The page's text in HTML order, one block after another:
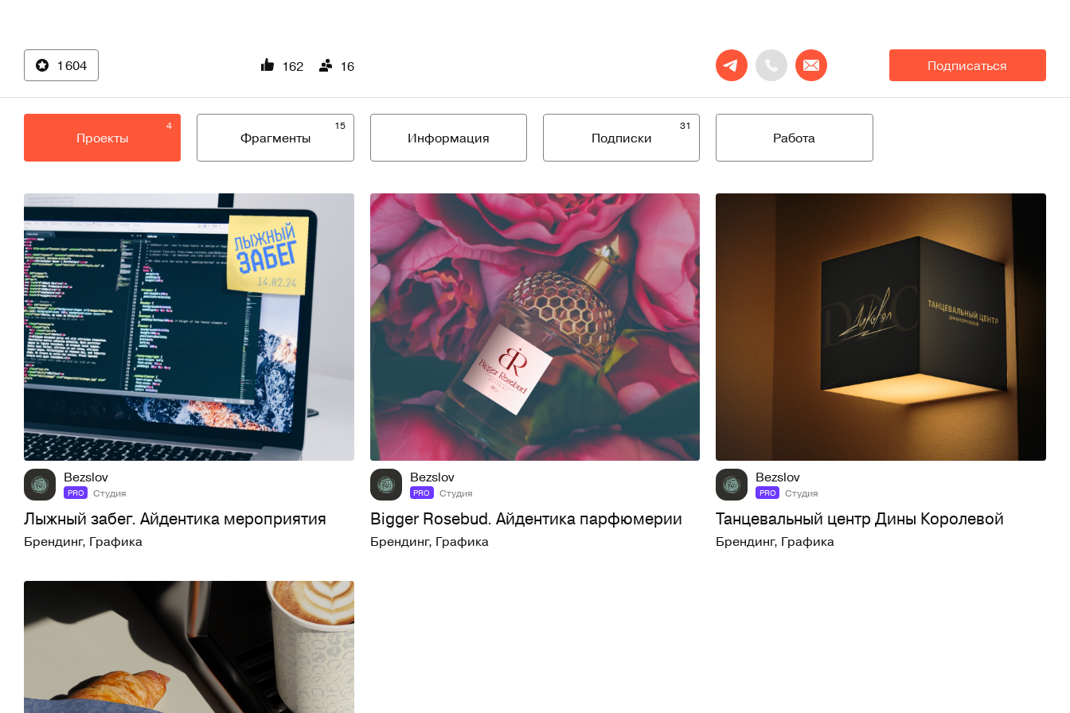
1 604 162 16 Подписаться
4
Проекты
15
Фрагменты Информация
31
Подписки Работа
Bezslov
PRO Студия
Лыжный забег. Айдентика мероприятия
Брендинг, Графика
32 298
Bezslov
PRO Студия
Bigger Rosebud. Айдентика парфюмерии
Брендинг, Графика
28
Bezslov
PRO Студия
Танцевальный центр Дины Королевой
Брендинг, Графика